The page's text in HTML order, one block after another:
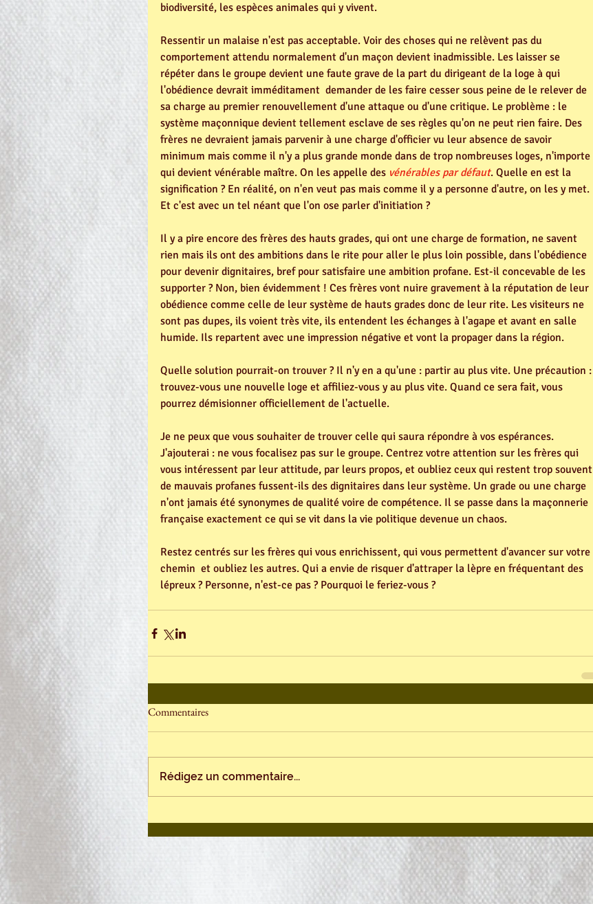
biodiversité, les espèces animales qui y vivent.
Ressentir un malaise n'est pas acceptable. Voir des choses qui ne relèvent pas du
comportement attendu normalement d'un maçon devient inadmissible. Les laisser se
répéter dans le groupe devient une faute grave de la part du dirigeant de la loge à qui
l'obédience devrait imméditament  demander de les faire cesser sous peine de le relever de
sa charge au premier renouvellement d'une attaque ou d'une critique. Le problème : le
système maçonnique devient tellement esclave de ses règles qu'on ne peut rien faire. Des
frères ne devraient jamais parvenir à une charge d'officier vu leur absence de savoir
minimum mais comme il n'y a plus grande monde dans de trop nombreuses loges, n'importe
qui devient vénérable maître. On les appelle des vénérables par défaut. Quelle en est la
signification ? En réalité, on n'en veut pas mais comme il y a personne d'autre, on les y met.
Et c'est avec un tel néant que l'on ose parler d'initiation ?
Il y a pire encore des frères des hauts grades, qui ont une charge de formation, ne savent
rien mais ils ont des ambitions dans le rite pour aller le plus loin possible, dans l'obédience
pour devenir dignitaires, bref pour satisfaire une ambition profane. Est-il concevable de les
supporter ? Non, bien évidemment ! Ces frères vont nuire gravement à la réputation de leur
obédience comme celle de leur système de hauts grades donc de leur rite. Les visiteurs ne
sont pas dupes, ils voient très vite, ils entendent les échanges à l'agape et avant en salle
humide. Ils repartent avec une impression négative et vont la propager dans la région.
Quelle solution pourrait-on trouver ? Il n'y en a qu'une : partir au plus vite. Une précaution :
trouvez-vous une nouvelle loge et affiliez-vous y au plus vite. Quand ce sera fait, vous
pourrez démisionner officiellement de l'actuelle.
Je ne peux que vous souhaiter de trouver celle qui saura répondre à vos espérances.
J'ajouterai : ne vous focalisez pas sur le groupe. Centrez votre attention sur les frères qui
vous intéressent par leur attitude, par leurs propos, et oubliez ceux qui restent trop souvent
de mauvais profanes fussent-ils des dignitaires dans leur système. Un grade ou une charge
n'ont jamais été synonymes de qualité voire de compétence. Il se passe dans la maçonnerie
française exactement ce qui se vit dans la vie politique devenue un chaos.
Restez centrés sur les frères qui vous enrichissent, qui vous permettent d'avancer sur votre
chemin  et oubliez les autres. Qui a envie de risquer d'attraper la lèpre en fréquentant des
lépreux ? Personne, n'est-ce pas ? Pourquoi le feriez-vous ?
Commentaires
Rédigez un commentaire...